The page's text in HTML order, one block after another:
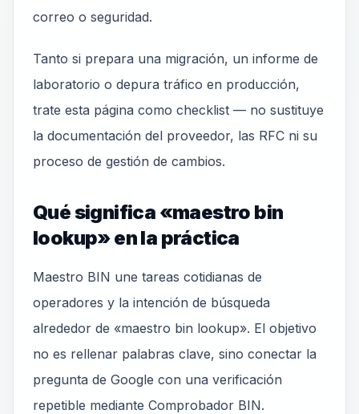
correo o seguridad.
Tanto si prepara una migración, un informe de
laboratorio o depura tráfico en producción,
trate esta página como checklist — no sustituye
la documentación del proveedor, las RFC ni su
proceso de gestión de cambios.
Qué significa «maestro bin
lookup» en la práctica
Maestro BIN une tareas cotidianas de
operadores y la intención de búsqueda
alrededor de «maestro bin lookup». El objetivo
no es rellenar palabras clave, sino conectar la
pregunta de Google con una verificación
repetible mediante Comprobador BIN.